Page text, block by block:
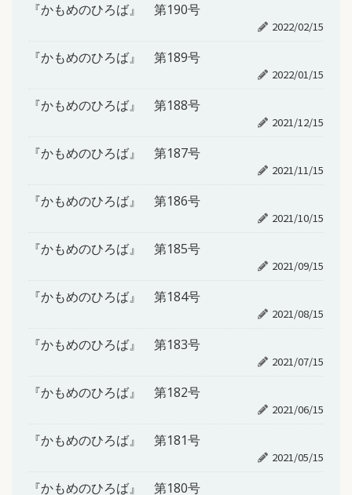
『かもめのひろば』 第190号
2022/02/15
『かもめのひろば』 第189号
2022/01/15
『かもめのひろば』 第188号
2021/12/15
『かもめのひろば』 第187号
2021/11/15
『かもめのひろば』 第186号
2021/10/15
『かもめのひろば』 第185号
2021/09/15
『かもめのひろば』 第184号
2021/08/15
『かもめのひろば』 第183号
2021/07/15
『かもめのひろば』 第182号
2021/06/15
『かもめのひろば』 第181号
2021/05/15
『かもめのひろば』 第180号